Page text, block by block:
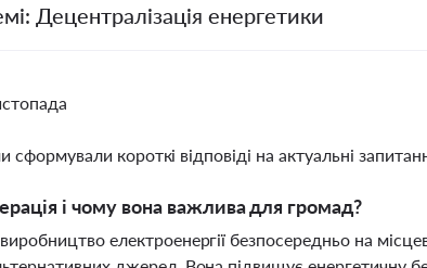
Децентралізація енергетики
сформували короткі відповіді на актуальні
і чому вона важлива для громад?
електроенергії безпосередньо на